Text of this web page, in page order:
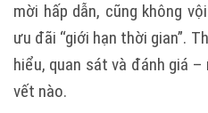
mời hấp dẫn, cũng không
ưu đãi “giới hạn thời gian”.
hiểu, quan sát và đánh giá
vết nào.